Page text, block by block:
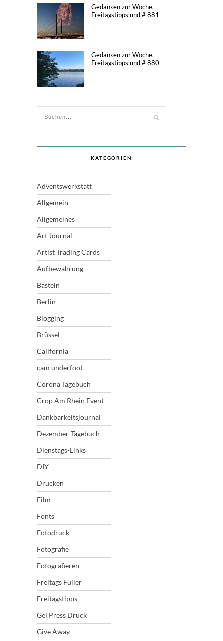
Gedanken zur Woche,
Freitagstipps und # 881
Gedanken zur Woche,
Freitagstipps und # 880
KATEGORIEN
Adventswerkstatt
Allgemein
Allgemeines
Art Journal
Artist Trading Cards
Aufbewahrung
Basteln
Berlin
Blogging
Brüssel
California
cam underfoot
Corona Tagebuch
Crop Am Rhein Event
Dankbarkeitsjournal
Dezember-Tagebuch
Dienstags-Links
DIY
Drucken
Film
Fonts
Fotodruck
Fotografie
Fotografieren
Freitags Füller
Freitagstipps
Gel Press Druck
Give Away